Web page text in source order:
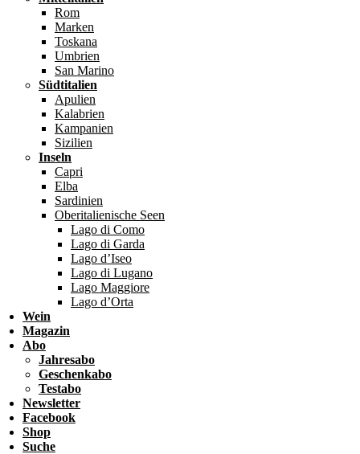
Rom
Marken
Toskana
Umbrien
San Marino
Südtitalien
Apulien
Kalabrien
Kampanien
Sizilien
Inseln
Capri
Elba
Sardinien
Oberitalienische Seen
Lago di Como
Lago di Garda
Lago d’Iseo
Lago di Lugano
Lago Maggiore
Lago d’Orta
Wein
Magazin
Abo
Jahresabo
Geschenkabo
Testabo
Newsletter
Facebook
Shop
Suche